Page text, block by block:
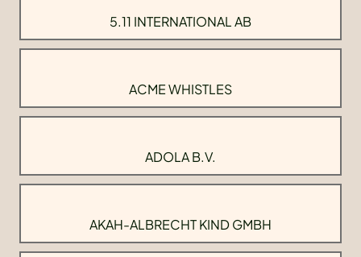
5.11 INTERNATIONAL AB
ACME WHISTLES
ADOLA B.V.
AKAH-ALBRECHT KIND GMBH